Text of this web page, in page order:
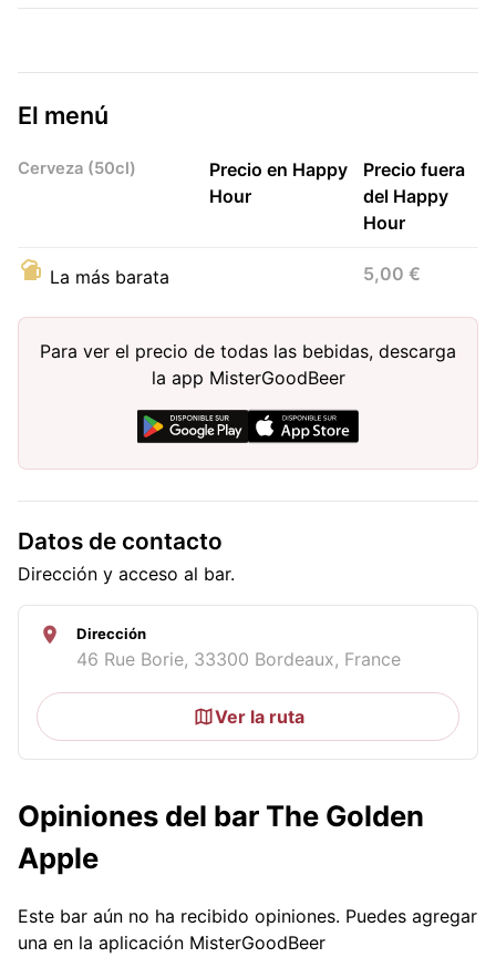
El menú
Cerveza (50cl)
Precio en Happy
Hour
Precio fuera
del Happy
Hour
La más barata 5,00 €
Para ver el precio de todas las bebidas, descarga
la app MisterGoodBeer
Datos de contacto
Dirección y acceso al bar.
Dirección
46 Rue Borie, 33300 Bordeaux, France
Ver la ruta
Opiniones del bar The Golden
Apple
Este bar aún no ha recibido opiniones. Puedes agregar
una en la aplicación MisterGoodBeer